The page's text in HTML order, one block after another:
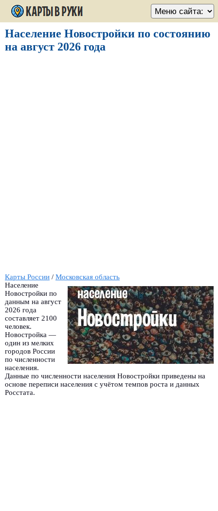
Население Новостройки по состоянию
на август 2026 года
Карты России / Московская область
Население
Новостройки по
данным на август
2026 года
составляет 2100
человек.
Новостройка —
один из мелких
городов России
по численности
населения.
Данные по численности населения Новостройки приведены на
основе переписи населения с учётом темпов роста и данных
Росстата.